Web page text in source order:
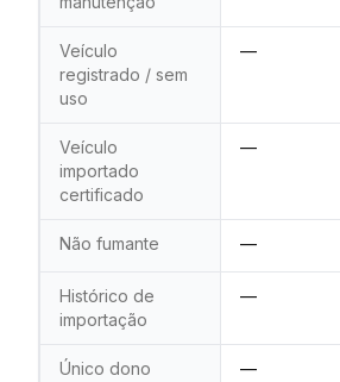
Veículo
registrado / sem
uso
—
Veículo
importado
certificado
—
Não fumante —
Histórico de
importação
—
Único dono —